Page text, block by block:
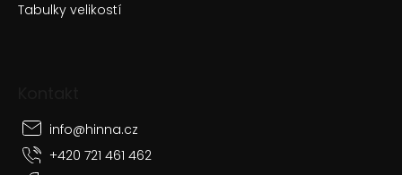
Tabulky velikostí
info@hinna.cz
+420 721 461 462